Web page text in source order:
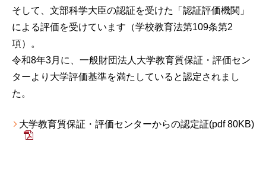
そして、文部科学大臣の認証を受けた「認証評価機関」
による評価を受けています（学校教育法第109条第2
項）。
令和8年3月に、一般財団法人大学教育質保証・評価セン
ターより大学評価基準を満たしていると認定されまし
た。
大学教育質保証・評価センターからの認定証(pdf 80KB)